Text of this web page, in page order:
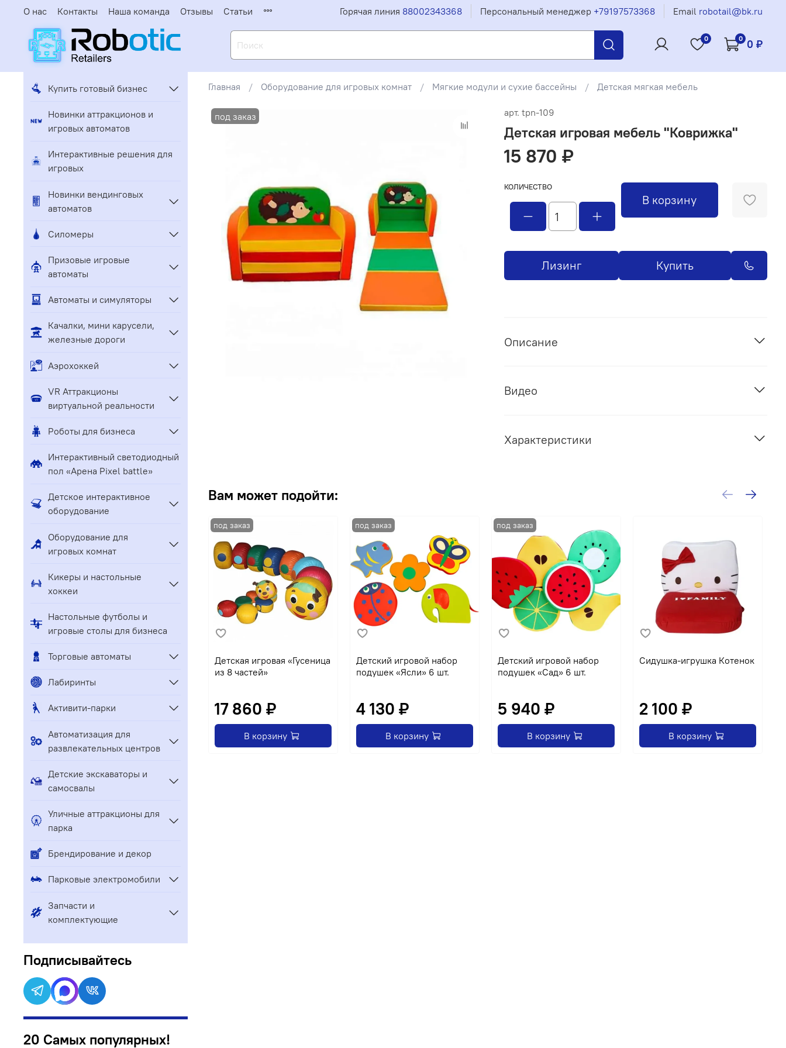
О нас Контакты Наша команда Отзывы Статьи Горячая линия 88002343368 Персональный менеджер +79197573368 Email robotail@bk.ru
0 0 0 ₽
Главная Оборудование для игровых комнат Мягкие модули и сухие бассейны Детская мягкая мебель
арт. tpn-109
Детская игровая мебель "Коврижка"
15 870 ₽
КОЛИЧЕСТВО
В корзину
Лизинг Купить
Описание
Видео
Характеристики
Вам может подойти:
Детская игровая «Гусеница
из 8 частей»
17 860 ₽
В корзину
Детский игровой набор
подушек «Ясли» 6 шт.
4 130 ₽
В корзину
Детский игровой набор
подушек «Сад» 6 шт.
5 940 ₽
В корзину
Сидушка-игрушка Котенок
2 100 ₽
В корзину
Купить готовый бизнес
Новинки аттракционов и
игровых автоматов
Интерактивные решения для
игровых
Новинки вендинговых
автоматов
Силомеры
Призовые игровые
автоматы
Автоматы и симуляторы
Качалки, мини карусели,
железные дороги
Аэрохоккей
VR Аттракционы
виртуальной реальности
Роботы для бизнеса
Интерактивный светодиодный
пол «Арена Pixel battle»
Детское интерактивное
оборудование
Оборудование для
игровых комнат
Кикеры и настольные
хоккеи
Настольные футболы и
игровые столы для бизнеса
Торговые автоматы
Лабиринты
Активити-парки
Автоматизация для
развлекательных центров
Детские экскаваторы и
самосвалы
Уличные аттракционы для
парка
Брендирование и декор
Парковые электромобили
Запчасти и
комплектующие
Подписывайтесь
20 Самых популярных!